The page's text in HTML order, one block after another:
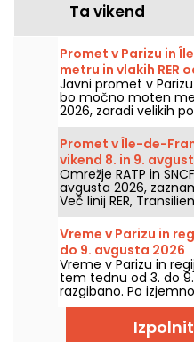
Ta vikend
Promet v Parizu in
metru in vlakih RER
2026
Javni promet v
bo močno moten
2026, zaradi velikih
močno prizadenejo
navedbah RATP in
Promet v Île-de-
vikend 8. in 9.
Omrežje RATP in
avgusta 2026,
Več linij RER,
zaradi del in
si pri načrtovanju
Vreme v Parizu in
do 9. avgusta 2026
Vreme v Parizu in
tem tednu od 3. do
razgibano. Po
ga je zaznamovala
temperature
konec tedna vrne